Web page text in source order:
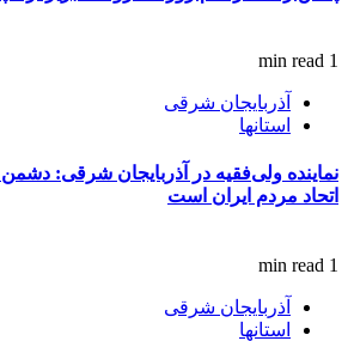
1 min read
آذربایجان شرقی
استانها
نماینده ولی‌فقیه در آذربایجان شرقی: دشمن
اتحاد مردم ایران است
1 min read
آذربایجان شرقی
استانها